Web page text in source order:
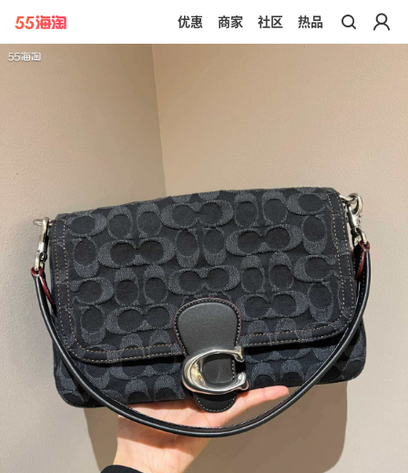
带你去官网买正品
优惠 商家 社区 热品